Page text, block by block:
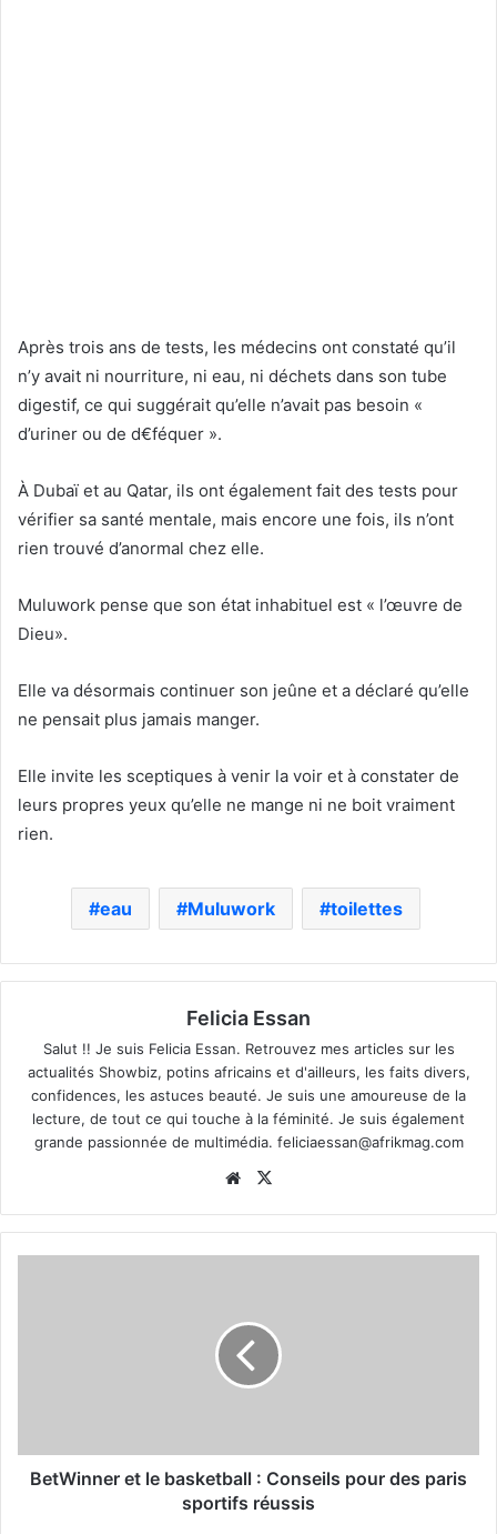
Après trois ans de tests, les médecins ont constaté qu’il
n’y avait ni nourriture, ni eau, ni déchets dans son tube
digestif, ce qui suggérait qu’elle n’avait pas besoin «
d’uriner ou de d€féquer ».
À Dubaï et au Qatar, ils ont également fait des tests pour
vérifier sa santé mentale, mais encore une fois, ils n’ont
rien trouvé d’anormal chez elle.
Muluwork pense que son état inhabituel est « l’œuvre de
Dieu».
Elle va désormais continuer son jeûne et a déclaré qu’elle
ne pensait plus jamais manger.
Elle invite les sceptiques à venir la voir et à constater de
leurs propres yeux qu’elle ne mange ni ne boit vraiment
rien.
eau Muluwork toilettes
Felicia Essan
Salut !! Je suis Felicia Essan. Retrouvez mes articles sur les
actualités Showbiz, potins africains et d'ailleurs, les faits divers,
confidences, les astuces beauté. Je suis une amoureuse de la
lecture, de tout ce qui touche à la féminité. Je suis également
grande passionnée de multimédia. feliciaessan@afrikmag.com
Website
BetWinner et le basketball : Conseils pour des paris
sportifs réussis